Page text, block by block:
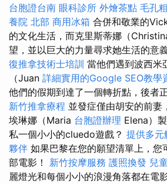
台胞證台南 眼科診所 外燴茶點 毛孔
養院 北部 商用冰箱 合併和敬業的
的文化生活，而克里斯蒂娜（
望，並以巨大的力量尋求她生活的意
復推拿技術士培訓 當他們遇到波西米
（Juan 詳細實用的Google SEO教學
他們的假期到達了一個轉折點，後者
新竹推拿療程 並發症僅由胡安的前妻
埃琳娜（Maria 台胞證辦理 Elena）
私一個小小的cluedo遊戲？ 提供多元
夥伴 如果巴黎在您的願望清單上，您
部電影！ 新竹按摩服務 護照換發 兒
麗燈光和每個小小的浪漫角落都在電